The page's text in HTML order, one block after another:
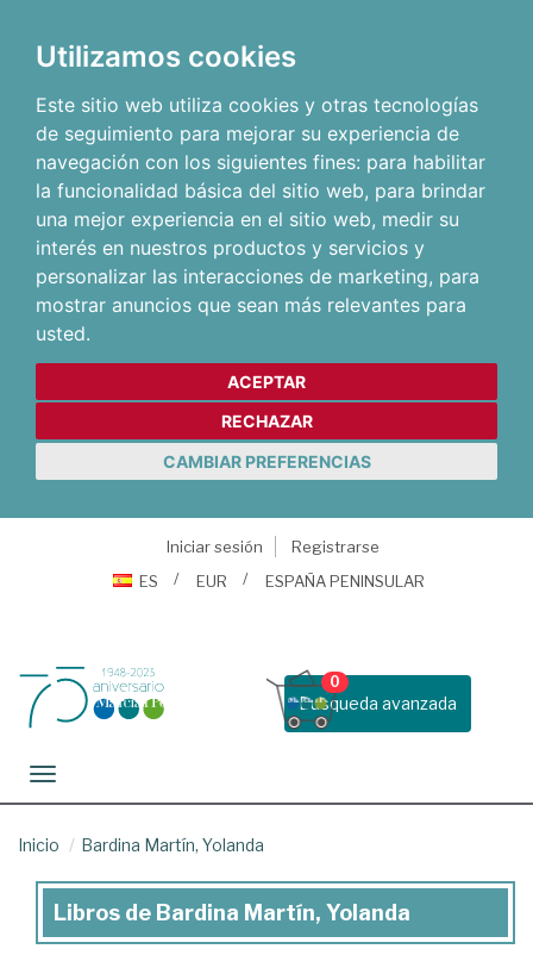
Utilizamos cookies
Este sitio web utiliza cookies y otras tecnologías
de seguimiento para mejorar su experiencia de
navegación con los siguientes fines: para habilitar
la funcionalidad básica del sitio web, para brindar
una mejor experiencia en el sitio web, medir su
interés en nuestros productos y servicios y
personalizar las interacciones de marketing, para
mostrar anuncios que sean más relevantes para
usted.
ACEPTAR
RECHAZAR
CAMBIAR PREFERENCIAS
Iniciar sesión
Registrarse
ES
EUR ESPAÑA PENINSULAR
Busqueda avanzada
0
Toggle navigation
Inicio Bardina Martín, Yolanda
Libros
Libros de Bardina Martín, Yolanda